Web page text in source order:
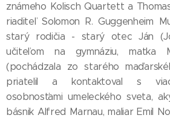
známeho Kolisch Quartett a
riaditeľ Solomon R. Guggenheim
starý rodičia - starý otec Ján
učiteľom na gymnáziu, matka
(pochádzala zo starého
priatelil a kontaktoval s
osobnosťami umeleckého sveta,
básnik Alfred Marnau, maliar Emil